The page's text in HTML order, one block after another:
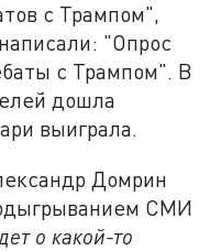
с Трампом",
"Опрос
с Трампом". В
дошла
выиграла.
Домрин
СМИ
о какой-то